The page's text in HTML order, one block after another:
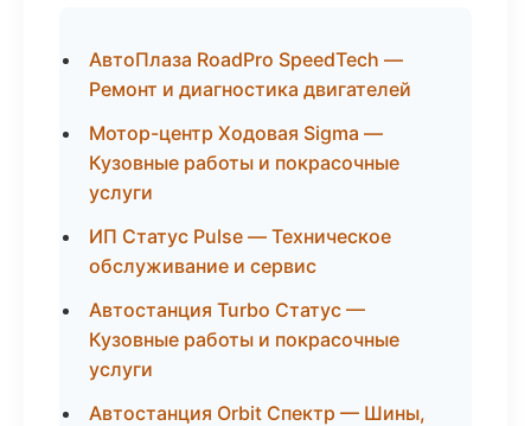
АвтоПлаза RoadPro SpeedTech —
Ремонт и диагностика двигателей
Мотор-центр Ходовая Sigma —
Кузовные работы и покрасочные
услуги
ИП Статус Pulse — Техническое
обслуживание и сервис
Автостанция Turbo Статус —
Кузовные работы и покрасочные
услуги
Автостанция Orbit Спектр — Шины,